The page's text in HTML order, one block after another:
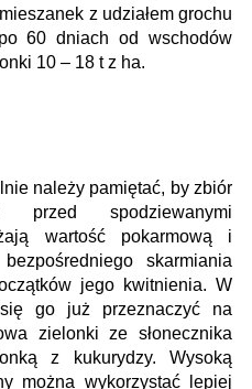
z udziałem grochu
60 dniach od wschodów
10 – 18 t z ha.
należy pamiętać, by zbiór
spodziewanymi
wartość pokarmową i
skarmiania
jego kwitnienia. W
go już przeznaczyć na
zielonki ze słonecznika
z kukurydzy. Wysoką
można wykorzystać lepiej